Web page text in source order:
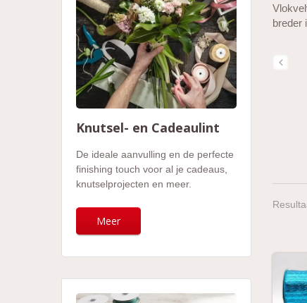
Knutsel- en Cadeaulint
De ideale aanvulling en de perfecte
finishing touch voor al je cadeaus,
knutselprojecten en meer.
Meer
breder